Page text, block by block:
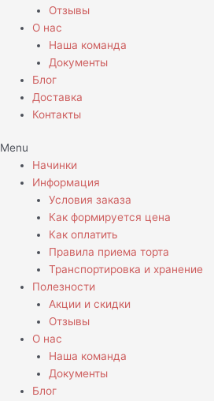
Отзывы
О нас
Наша команда
Документы
Блог
Доставка
Контакты
Menu
Начинки
Информация
Условия заказа
Как формируется цена
Как оплатить
Правила приема торта
Транспортировка и хранение
Полезности
Акции и скидки
Отзывы
О нас
Наша команда
Документы
Блог